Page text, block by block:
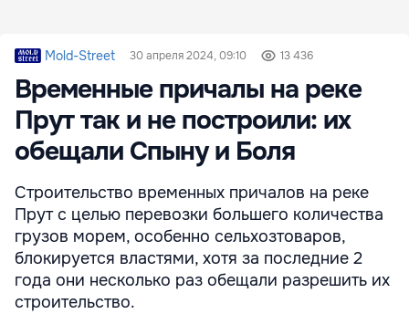
Mold-Street 30 апреля 2024, 09:10 13 436
Временные причалы на реке
Прут так и не построили: их
обещали Спыну и Боля
Строительство временных причалов на реке
Прут с целью перевозки большего количества
грузов морем, особенно сельхозтоваров,
блокируется властями, хотя за последние 2
года они несколько раз обещали разрешить их
строительство.